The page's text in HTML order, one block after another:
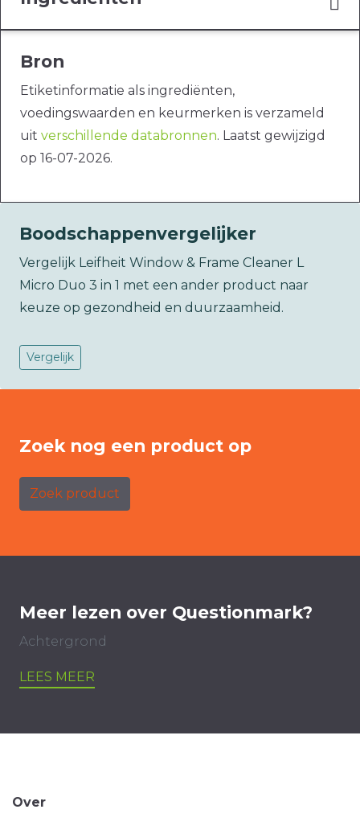
Bron
Etiketinformatie als ingrediënten,
voedingswaarden en keurmerken is verzameld
uit verschillende databronnen. Laatst gewijzigd
op 16-07-2026.
Boodschappenvergelijker
Vergelijk Leifheit Window & Frame Cleaner L
Micro Duo 3 in 1 met een ander product naar
keuze op gezondheid en duurzaamheid.
Vergelijk
Zoek nog een product op
Zoek product
Meer lezen over Questionmark?
Achtergrond
LEES MEER
Over